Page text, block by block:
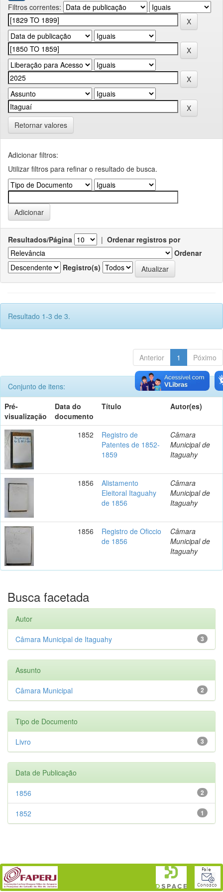
Filtros correntes:
Retornar valores
Adicionar filtros:
Utilizar filtros para refinar o resultado de busca.
Resultados/Página | Ordenar registros por
Ordenar
Registro(s)
Resultado 1-3 de 3.
Anterior 1 Póximo
Conjunto de itens:
Pré-
visualização
Data do
documento
Título Autor(es)
1852
Registro de
Patentes de 1852-
1859
Câmara
Municipal de
Itaguahy
1856
Alistamento
Eleitoral Itaguahy
de 1856
Câmara
Municipal de
Itaguahy
1856
Registro de Oficcio
de 1856
Câmara
Municipal de
Itaguahy
Busca facetada
Autor
3
Câmara Municipal de Itaguahy
Assunto
2
Câmara Municipal
Tipo de Documento
3
Livro
Data de Publicação
2
1856
1
1852